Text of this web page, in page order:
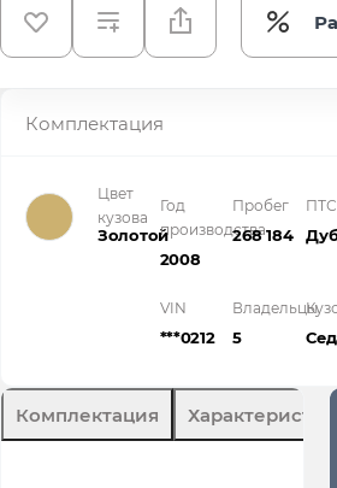
Комплектация
Цвет
кузова
Золотой
Год
производства
2008
Пробег
268 184
ПТС
VIN
***0212
Владельцы
5
Комплектация Характеристики